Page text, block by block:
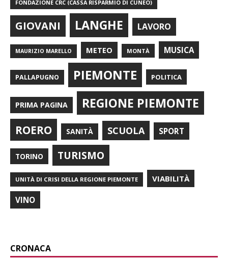
FONDAZIONE CRC (CASSA RISPARMIO DI CUNEO)
GIOVANI LANGHE LAVORO
MAURIZIO MARELLO METEO MONTÀ MUSICA
PALLAPUGNO PIEMONTE POLITICA
PRIMA PAGINA REGIONE PIEMONTE
ROERO SANITÀ SCUOLA SPORT
TORINO TURISMO
UNITÀ DI CRISI DELLA REGIONE PIEMONTE VIABILITÀ
VINO
CRONACA